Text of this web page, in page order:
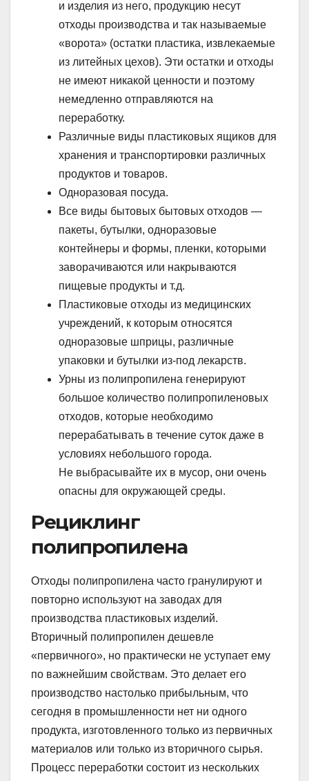
и изделия из него, продукцию несут
отходы производства и так называемые
«ворота» (остатки пластика, извлекаемые
из литейных цехов). Эти остатки и отходы
не имеют никакой ценности и поэтому
немедленно отправляются на
переработку.
Различные виды пластиковых ящиков для
хранения и транспортировки различных
продуктов и товаров.
Одноразовая посуда.
Все виды бытовых бытовых отходов —
пакеты, бутылки, одноразовые
контейнеры и формы, пленки, которыми
заворачиваются или накрываются
пищевые продукты и т.д.
Пластиковые отходы из медицинских
учреждений, к которым относятся
одноразовые шприцы, различные
упаковки и бутылки из-под лекарств.
Урны из полипропилена генерируют
большое количество полипропиленовых
отходов, которые необходимо
перерабатывать в течение суток даже в
условиях небольшого города.
Не выбрасывайте их в мусор, они очень
опасны для окружающей среды.
Рециклинг
полипропилена
Отходы полипропилена часто гранулируют и
повторно используют на заводах для
производства пластиковых изделий.
Вторичный полипропилен дешевле
«первичного», но практически не уступает ему
по важнейшим свойствам. Это делает его
производство настолько прибыльным, что
сегодня в промышленности нет ни одного
продукта, изготовленного только из первичных
материалов или только из вторичного сырья.
Процесс переработки состоит из нескольких